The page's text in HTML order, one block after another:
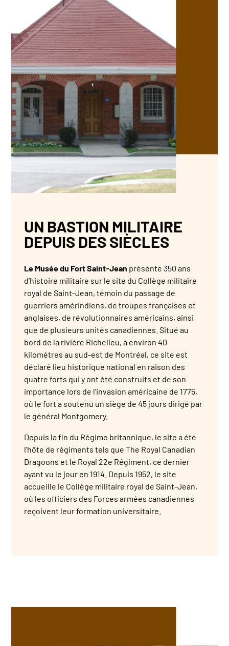
UN BASTION MILITAIRE
DEPUIS DES SIÈCLES
Le Musée du Fort Saint-Jean présente 350 ans
d’histoire militaire sur le site du Collège militaire
royal de Saint-Jean, témoin du passage de
guerriers amérindiens, de troupes françaises et
anglaises, de révolutionnaires américains, ainsi
que de plusieurs unités canadiennes. Situé au
bord de la rivière Richelieu, à environ 40
kilomètres au sud-est de Montréal, ce site est
déclaré lieu historique national en raison des
quatre forts qui y ont été construits et de son
importance lors de l’invasion américaine de 1775,
où le fort a soutenu un siège de 45 jours dirigé par
le général Montgomery.
Depuis la fin du Régime britannique, le site a été
l’hôte de régiments tels que The Royal Canadian
Dragoons et le Royal 22e Régiment, ce dernier
ayant vu le jour en 1914. Depuis 1952, le site
accueille le Collège militaire royal de Saint-Jean,
où les officiers des Forces armées canadiennes
reçoivent leur formation universitaire.